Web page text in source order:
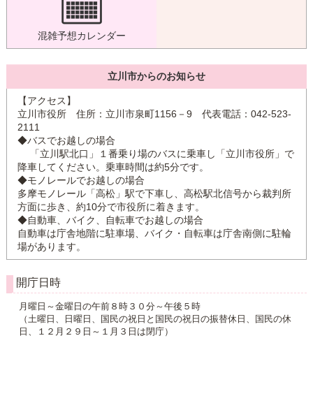
混雑予想カレンダー
立川市からのお知らせ
【アクセス】
立川市役所 住所：立川市泉町1156－9 代表電話：042-523-
2111
◆バスでお越しの場合
「立川駅北口」１番乗り場のバスに乗車し「立川市役所」で
降車してください。乗車時間は約5分です。
◆モノレールでお越しの場合
多摩モノレール「高松」駅で下車し、高松駅北信号から裁判所
方面に歩き、約10分で市役所に着きます。
◆自動車、バイク、自転車でお越しの場合
自動車は庁舎地階に駐車場、バイク・自転車は庁舎南側に駐輪
場があります。
開庁日時
月曜日～金曜日の午前８時３０分～午後５時
（土曜日、日曜日、国民の祝日と国民の祝日の振替休日、国民の休
日、１２月２９日～１月３日は閉庁）